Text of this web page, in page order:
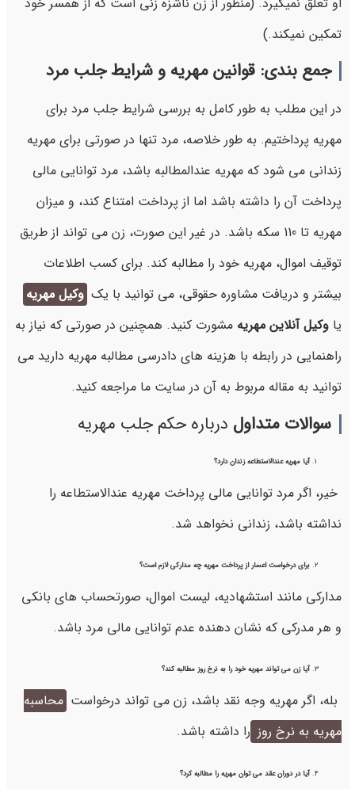
تمکین نمیکند.)
جمع بندی: قوانین مهریه و شرایط جلب مرد
در این مطلب به طور کامل به بررسی شرایط جلب مرد برای
مهریه پرداختیم. به طور خلاصه، مرد تنها در صورتی برای مهریه
زندانی می شود که مهریه عندالمطالبه باشد، مرد توانایی مالی
پرداخت آن را داشته باشد اما از پرداخت امتناع کند، و میزان
مهریه تا 110 سکه باشد. در غیر این صورت، زن می تواند از طریق
توقیف اموال، مهریه خود را مطالبه کند. برای کسب اطلاعات
بیشتر و دریافت مشاوره حقوقی، می توانید با یک وکیل مهریه
یاوکیل آنلاین مهریه مشورت کنید. همچنین در صورتی که نیاز به
راهنمایی در رابطه با هزینه های دادرسی مطالبه مهریه دارید می
توانید به مقاله مربوط به آن در سایت ما مراجعه کنید.
سوالات متداول درباره حکم جلب مهریه
آیا مهریه عندالاستطاعه زندان دارد؟
خیر، اگر مرد توانایی مالی پرداخت مهریه عندالاستطاعه را
نداشته باشد، زندانی نخواهد شد.
برای درخواست اعسار از پرداخت مهریه چه مدارکی لازم است؟
مدارکی مانند استشهادیه، لیست اموال، صورتحساب های بانکی
و هر مدرکی که نشان دهنده عدم توانایی مالی مرد باشد.
آیا زن می تواند مهریه خود را به نرخ روز مطالبه کند؟
بله، اگر مهریه وجه نقد باشد، زن می تواند درخواست محاسبه
مهریه به نرخ روز را داشته باشد.
آیا در دوران عقد می توان مهریه را مطالبه کرد؟